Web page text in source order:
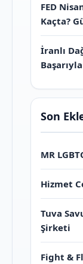
FED
Kaçta?
İranlı
Son
MR
Hizmet
Tuva
Şirketi
Fight &